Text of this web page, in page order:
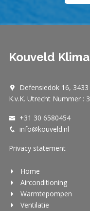
Kouveld
Defensiedok 16,
K.v.K. Utrecht Nummer :
+31 30 6580454
info@kouveld.nl
Privacy statement
Home
Airconditioning
Warmtepompen
Ventilatie